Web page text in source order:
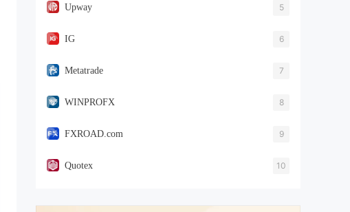
Upway 5
IG 6
Metatrade 7
WINPROFX 8
FXROAD.com 9
Quotex 10